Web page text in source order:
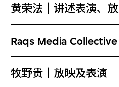
黄荣法｜讲述表演、
Raqs Media
牧野贵｜放映及表演